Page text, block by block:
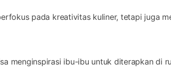
pada kreativitas kuliner, tetapi juga
menginspirasi ibu-ibu untuk diterapkan di